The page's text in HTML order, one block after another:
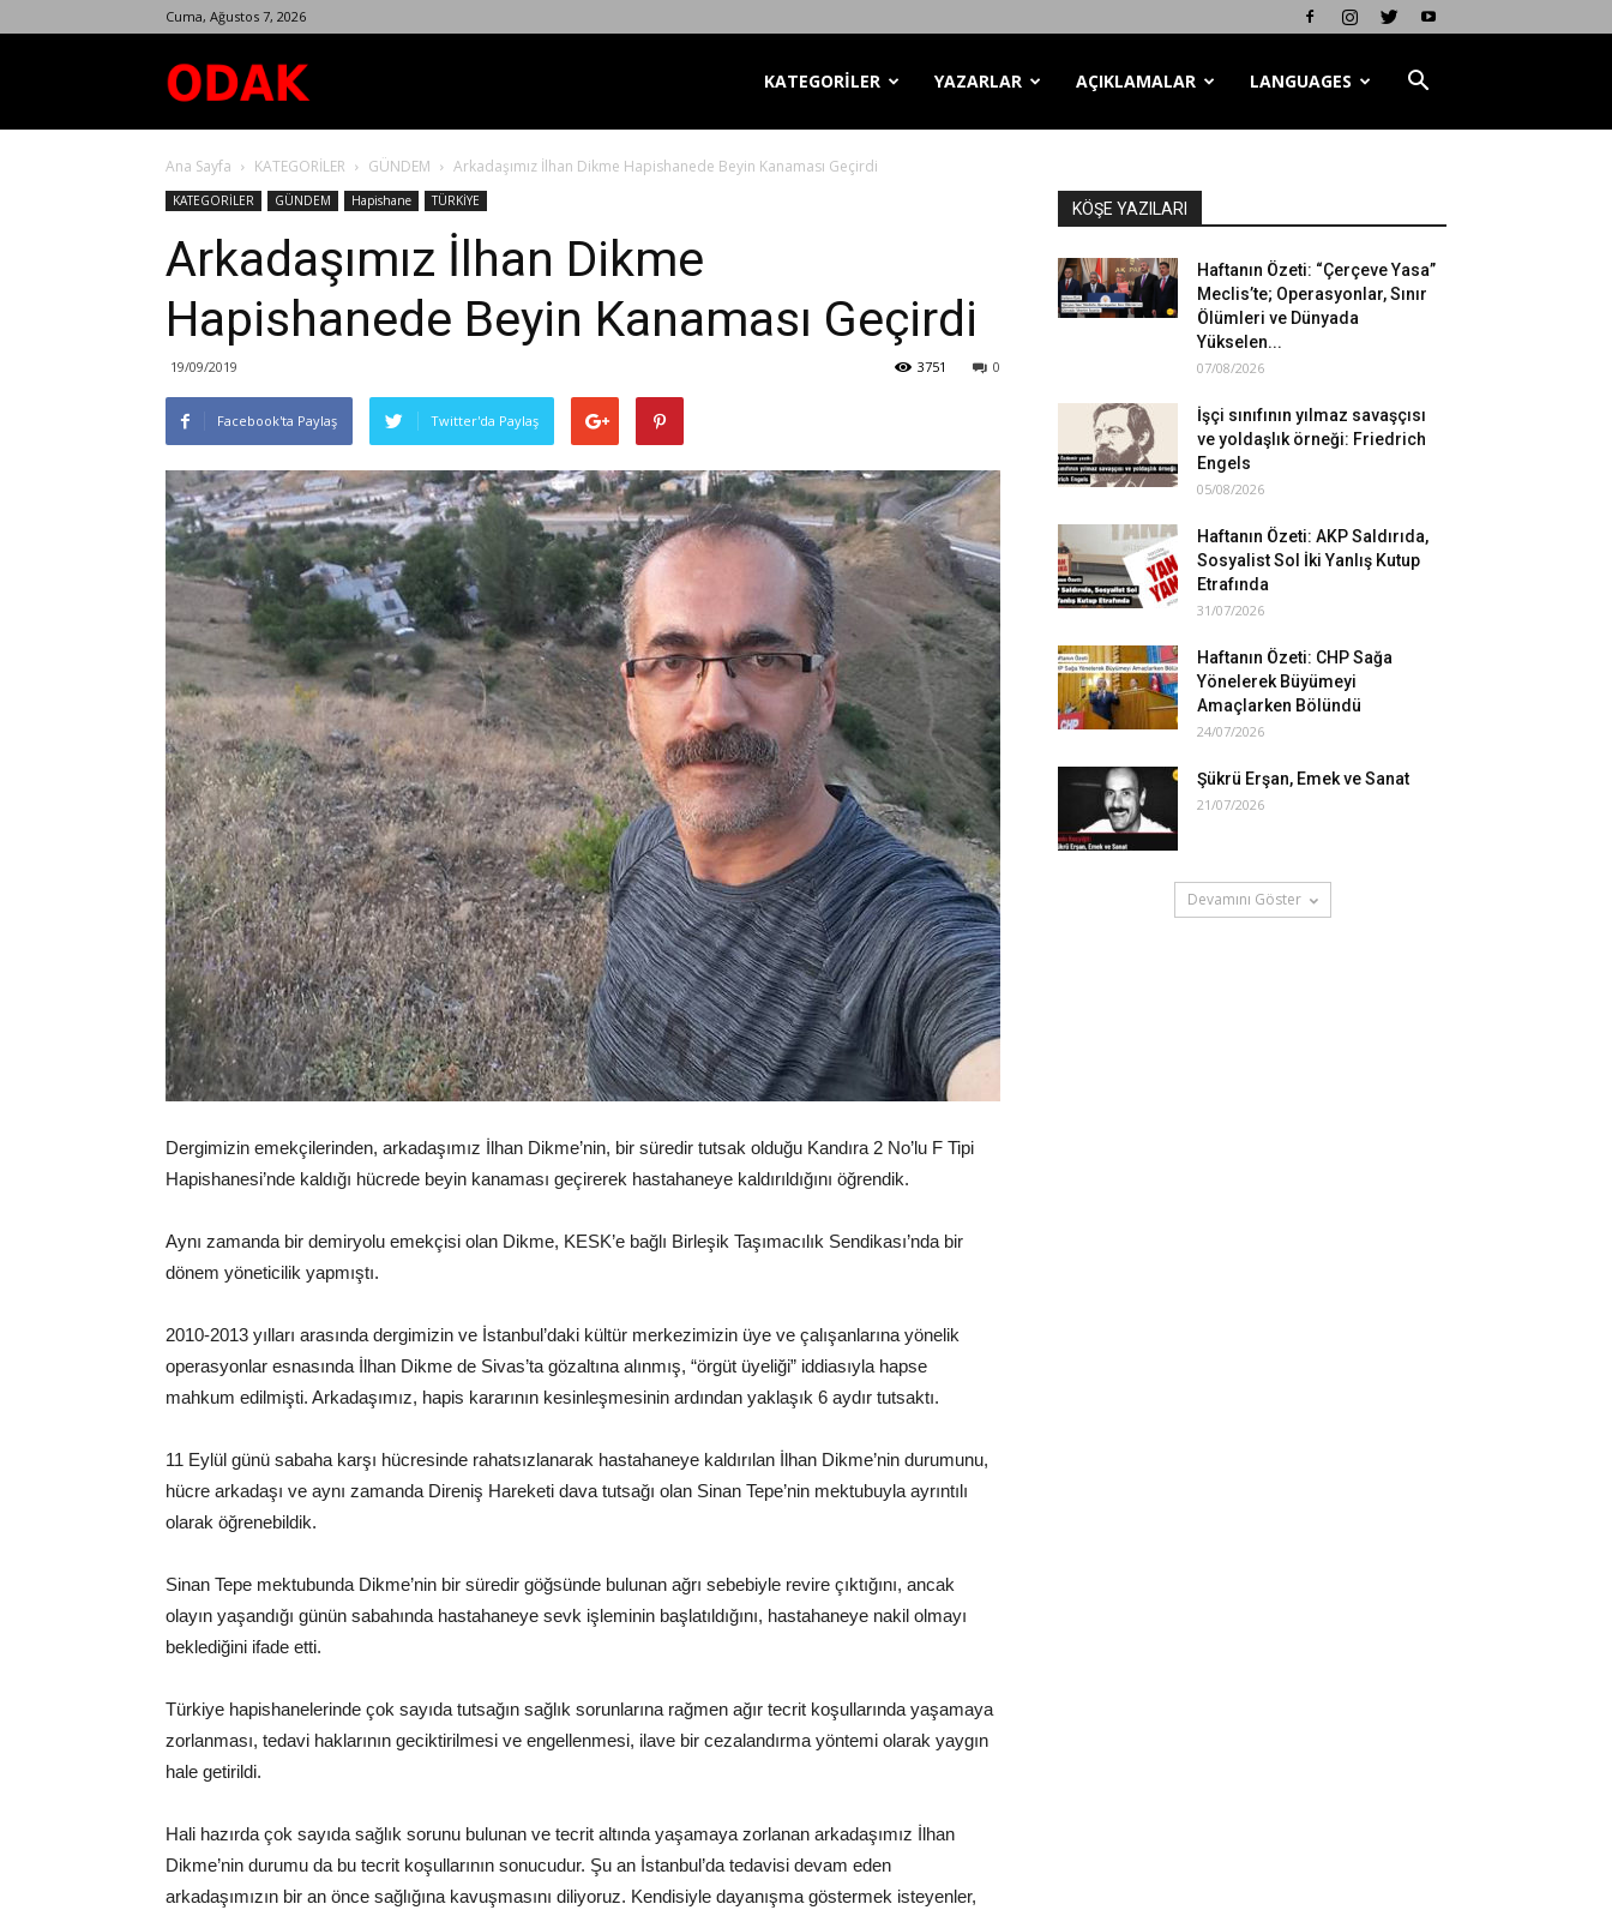
Cuma, Ağustos 7, 2026
Dergisi
KATEGORİLER YAZARLAR AÇIKLAMALAR LANGUAGES
Ana Sayfa KATEGORİLER GÜNDEM Arkadaşımız İlhan Dikme Hapishanede Beyin Kanaması Geçirdi
KATEGORİLER GÜNDEM Hapishane TÜRKİYE
Arkadaşımız İlhan Dikme
Hapishanede Beyin Kanaması Geçirdi
19/09/2019 0
3751
Facebook'ta Paylaş Twitter'da Paylaş
Dergimizin emekçilerinden, arkadaşımız İlhan Dikme’nin, bir süredir tutsak olduğu Kandıra 2 No’lu F Tipi
Hapishanesi’nde kaldığı hücrede beyin kanaması geçirerek hastahaneye kaldırıldığını öğrendik.
Aynı zamanda bir demiryolu emekçisi olan Dikme, KESK’e bağlı Birleşik Taşımacılık Sendikası’nda bir
dönem yöneticilik yapmıştı.
2010-2013 yılları arasında dergimizin ve İstanbul’daki kültür merkezimizin üye ve çalışanlarına yönelik
operasyonlar esnasında İlhan Dikme de Sivas’ta gözaltına alınmış, “örgüt üyeliği” iddiasıyla hapse
mahkum edilmişti. Arkadaşımız, hapis kararının kesinleşmesinin ardından yaklaşık 6 aydır tutsaktı.
11 Eylül günü sabaha karşı hücresinde rahatsızlanarak hastahaneye kaldırılan İlhan Dikme’nin durumunu,
hücre arkadaşı ve aynı zamanda Direniş Hareketi dava tutsağı olan Sinan Tepe’nin mektubuyla ayrıntılı
olarak öğrenebildik.
Sinan Tepe mektubunda Dikme’nin bir süredir göğsünde bulunan ağrı sebebiyle revire çıktığını, ancak
olayın yaşandığı günün sabahında hastahaneye sevk işleminin başlatıldığını, hastahaneye nakil olmayı
beklediğini ifade etti.
Türkiye hapishanelerinde çok sayıda tutsağın sağlık sorunlarına rağmen ağır tecrit koşullarında yaşamaya
zorlanması, tedavi haklarının geciktirilmesi ve engellenmesi, ilave bir cezalandırma yöntemi olarak yaygın
hale getirildi.
Hali hazırda çok sayıda sağlık sorunu bulunan ve tecrit altında yaşamaya zorlanan arkadaşımız İlhan
Dikme’nin durumu da bu tecrit koşullarının sonucudur. Şu an İstanbul’da tedavisi devam eden
arkadaşımızın bir an önce sağlığına kavuşmasını diliyoruz. Kendisiyle dayanışma göstermek isteyenler,
KÖŞE YAZILARI
Haftanın Özeti: “Çerçeve Yasa”
Meclis’te; Operasyonlar, Sınır
Ölümleri ve Dünyada
Yükselen...
07/08/2026
İşçi sınıfının yılmaz savaşçısı
ve yoldaşlık örneği: Friedrich
Engels
05/08/2026
Haftanın Özeti: AKP Saldırıda,
Sosyalist Sol İki Yanlış Kutup
Etrafında
31/07/2026
Haftanın Özeti: CHP Sağa
Yönelerek Büyümeyi
Amaçlarken Bölündü
24/07/2026
Şükrü Erşan, Emek ve Sanat
21/07/2026
Devamını Göster